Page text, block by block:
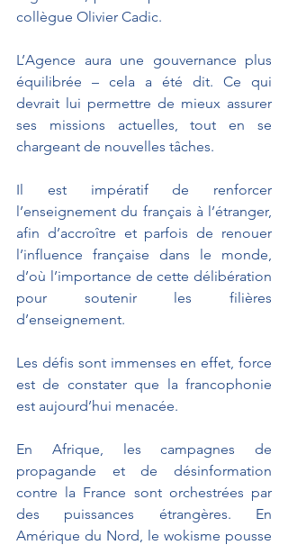
collègue Olivier Cadic.
L’Agence aura une gouvernance plus
équilibrée – cela a été dit. Ce qui
devrait lui permettre de mieux assurer
ses missions actuelles, tout en se
chargeant de nouvelles tâches.
Il est impératif de renforcer
l’enseignement du français à l’étranger,
afin d’accroître et parfois de renouer
l’influence française dans le monde,
d’où l’importance de cette délibération
pour soutenir les filières
d’enseignement.
Les défis sont immenses en effet, force
est de constater que la francophonie
est aujourd’hui menacée.
En Afrique, les campagnes de
propagande et de désinformation
contre la France sont orchestrées par
des puissances étrangères. En
Amérique du Nord, le wokisme pousse